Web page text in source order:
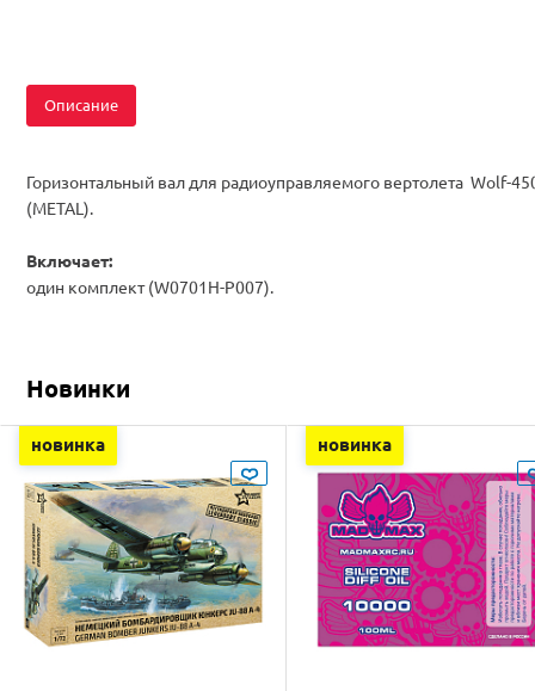
Описание
Горизонтальный вал для радиоуправляемого вертолета Wolf-
(METAL).
Включает:
один комплект (W0701H-P007).
Новинки
новинка новинка